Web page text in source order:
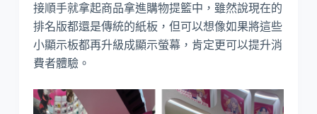
接順手就拿起商品拿進購物提籃中，雖然說現在的
排名版都還是傳統的紙板，但可以想像如果將這些
小顯示板都再升級成顯示螢幕，肯定更可以提升消
費者體驗。